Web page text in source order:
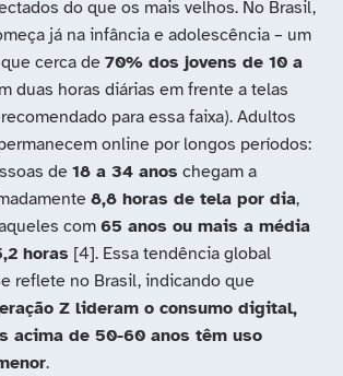
do que os mais velhos. No Brasil,
já na infância e adolescência – um
cerca de 70% dos jovens de 10 a
duas horas diárias em frente a telas
para essa faixa). Adultos
online por longos períodos:
de18 a 34 anos chegam a
8,8 horas de tela por dia,
com 65 anos ou mais a média
horas [4]. Essa tendência global
reflete no Brasil, indicando que
Z lideram o consumo digital,
acima de 50-60 anos têm uso
.